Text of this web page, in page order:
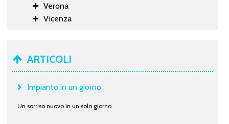
Verona
Vicenza
ARTICOLI
Impianto in un giorno
Un sorriso nuovo in un solo giorno